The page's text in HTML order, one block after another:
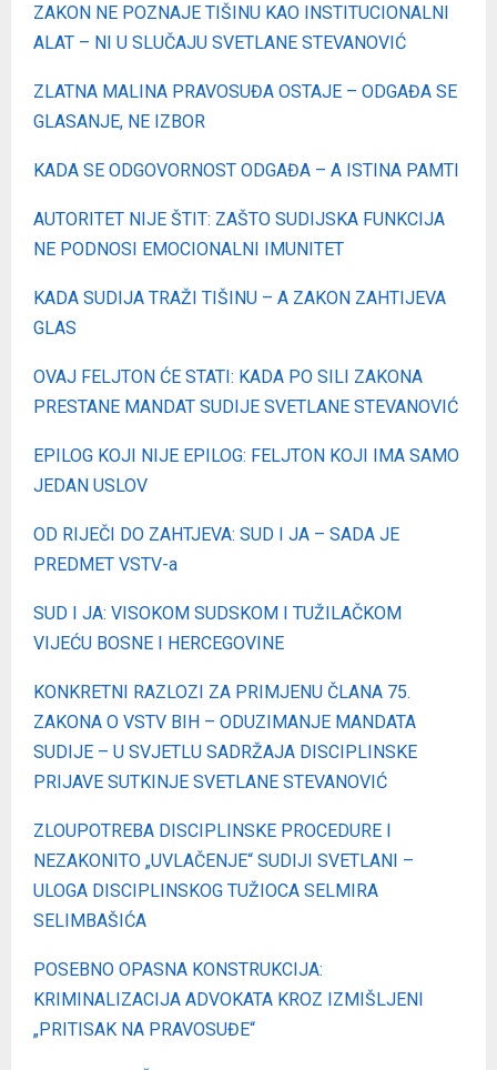
ZAKON NE POZNAJE TIŠINU KAO INSTITUCIONALNI
ALAT – NI U SLUČAJU SVETLANE STEVANOVIĆ
ZLATNA MALINA PRAVOSUĐA OSTAJЕ – ODGAĐA SE
GLASANJE, NE IZBOR
KADA SE ODGOVORNOST ODGAĐA – A ISTINA PAMTI
AUTORITET NIJE ŠTIT: ZAŠTO SUDIJSKA FUNKCIJA
NE PODNOSI EMOCIONALNI IMUNITET
KADA SUDIJA TRAŽI TIŠINU – A ZAKON ZAHTIJEVA
GLAS
OVAJ FELJTON ĆE STATI: KADA PO SILI ZAKONA
PRESTANE MANDAT SUDIJE SVETLANE STEVANOVIĆ
EPILOG KOJI NIJE EPILOG: FELJTON KOJI IMA SAMO
JEDAN USLOV
OD RIJEČI DO ZAHTJEVA: SUD I JA – SADA JE
PREDMET VSTV-a
SUD I JA: VISOKOM SUDSKOM I TUŽILAČKOM
VIJEĆU BOSNE I HERCEGOVINE
KONKRETNI RAZLOZI ZA PRIMJENU ČLANA 75.
ZAKONA O VSTV BIH – ODUZIMANJE MANDATA
SUDIJE – U SVJETLU SADRŽAJA DISCIPLINSKE
PRIJAVE SUTKINJE SVETLANE STEVANOVIĆ
ZLOUPOTREBA DISCIPLINSKE PROCEDURE I
NEZAKONITO „UVLAČENJE“ SUDIJI SVETLANI –
ULOGA DISCIPLINSKOG TUŽIOCA SELMIRA
SELIMBAŠIĆA
POSEBNO OPASNA KONSTRUKCIJA:
KRIMINALIZACIJA ADVOKATA KROZ IZMIŠLJENI
„PRITISAK NA PRAVOSUĐE“